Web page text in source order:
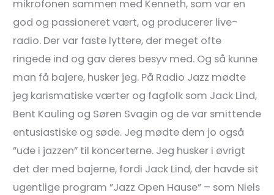
mikrofonen sammen med Kenneth, som var en
god og passioneret vært, og producerer live-
radio. Der var faste lyttere, der meget ofte
ringede ind og gav deres besyv med. Og så kunne
man få bajere, husker jeg. På Radio Jazz mødte
jeg karismatiske værter og fagfolk som Jack Lind,
Bent Kauling og Søren Svagin og de var smittende
entusiastiske og søde. Jeg mødte dem jo også
”ude i jazzen” til koncerterne. Jeg husker i øvrigt
det der med bajerne, fordi Jack Lind, der havde sit
ugentlige program ”Jazz Open Hause” – som Niels